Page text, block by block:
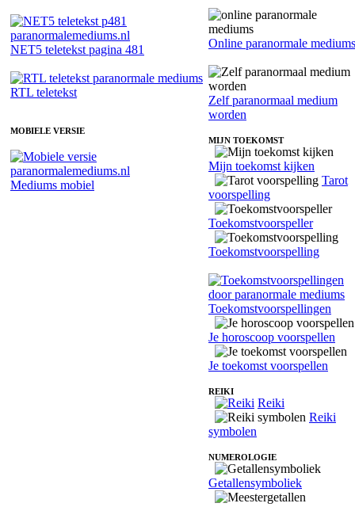
NET5 teletekst pagina 481
RTL teletekst
MOBIELE VERSIE
Mediums mobiel
Online paranormale mediums
Zelf paranormaal medium
worden
MIJN TOEKOMST
Mijn toekomst kijken
Tarot
voorspelling
Toekomstvoorspeller
Toekomstvoorspelling
Toekomstvoorspellingen
Je horoscoop voorspellen
Je toekomst voorspellen
REIKI
Reiki
Reiki
symbolen
NUMEROLOGIE
Getallensymboliek